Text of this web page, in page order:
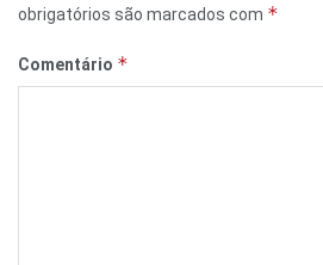
obrigatórios são marcados com *
Comentário *